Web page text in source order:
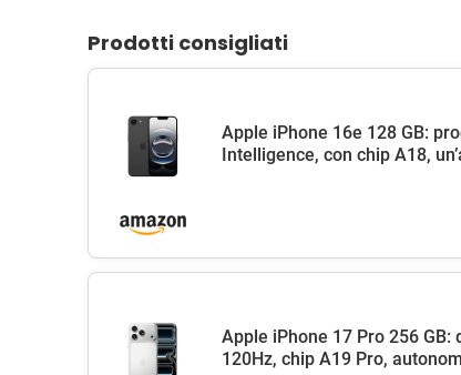
Prodotti consigliati
Apple iPhone 16e 128 GB:
Intelligence, con chip A18,
Apple iPhone 17 Pro 256
120Hz, chip A19 Pro,